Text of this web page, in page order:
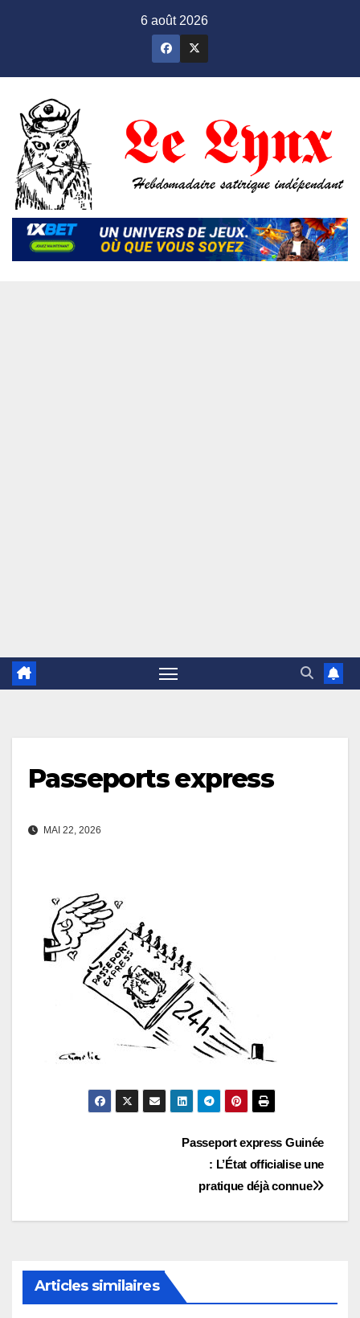
6 août 2026
Passeports express
MAI 22, 2026
l’article
Passeport express Guinée
: L’État officialise une
pratique déjà connue
Articles similaires